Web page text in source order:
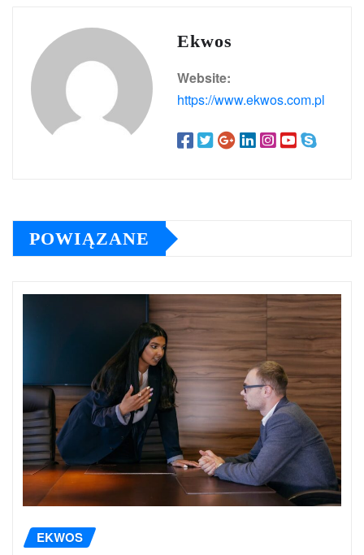
Ekwos
Website:
https://www.ekwos.com.pl
POWIĄZANE
EKWOS